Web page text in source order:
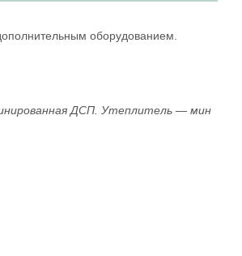
оборудованием.
ДСП. Утеплитель — мин